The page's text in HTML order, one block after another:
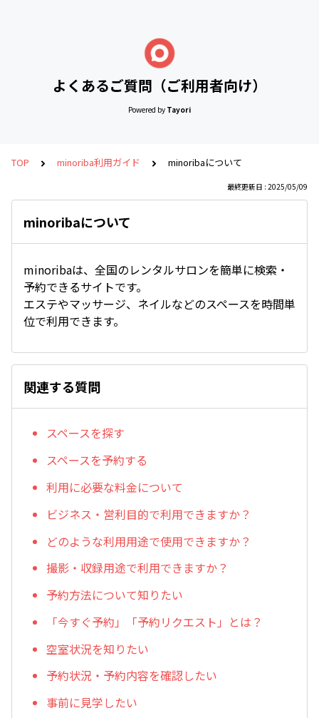
よくあるご質問（ご利用者向け）
Powered by Tayori
TOP minoriba利用ガイド minoribaについて
最終更新日 : 2025/05/09
minoribaについて
minoribaは、全国のレンタルサロンを簡単に検索・
予約できるサイトです。
エステやマッサージ、ネイルなどのスペースを時間単
位で利用できます。
関連する質問
スペースを探す
スペースを予約する
利用に必要な料金について
ビジネス・営利目的で利用できますか？
どのような利用用途で使用できますか？
撮影・収録用途で利用できますか？
予約方法について知りたい
「今すぐ予約」「予約リクエスト」とは？
空室状況を知りたい
予約状況・予約内容を確認したい
事前に見学したい